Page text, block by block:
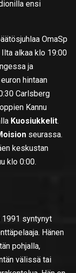
ensi
OmaSp
alkaa klo 19:00
ja
hintaan
Carlsberg
Kannu
Kuosiukkelit.
seurassa.
keskustan
klo 0:00.
1991 syntynyt
Hänen
pohjalla,
välissä tai